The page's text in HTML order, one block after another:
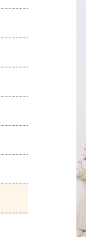
つくば学園の森店
静岡県
帝塚山店
福岡県